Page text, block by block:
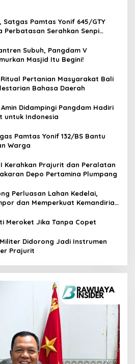
Satgas Pamtas Yonif 645/GTY
Perbatasan Serahkan Senpi
Subuh, Pangdam V
Masjid Itu Begini!
Ritual Pertanian Masyarakat Bali
Bahasa Daerah
Didampingi Pangdam Hadiri
untuk Indonesia
Pamtas Yonif 132/BS Bantu
Warga
Kerahkan Prajurit dan Peralatan
Depo Pertamina Plumpang
Perluasan Lahan Kedelai,
dan Memperkuat Kemandirian
Meroket Jika Tanpa Copet
Didorong Jadi Instrumen
Prajurit